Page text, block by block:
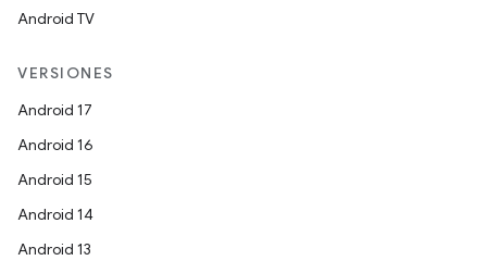
Android TV
VERSIONES
Android 17
Android 16
Android 15
Android 14
Android 13